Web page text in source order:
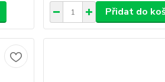
Přidat do